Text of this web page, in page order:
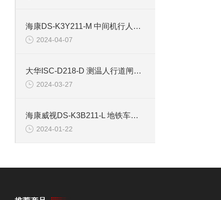
海康DS-K3Y211-M 中间机行人出入道闸
2024-04-07
大华ISC-D218-D 测温人行道闸安检门
2024-03-27
海康威视DS-K3B211-L 地铁车站道闸左边机
2024-01-22